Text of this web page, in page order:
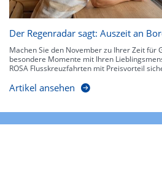
Der Regenradar sagt: Auszeit an
Machen Sie den November zu Ihrer Zeit für
besondere Momente mit Ihren
ROSA Flusskreuzfahrten mit Preisvorteil
Artikel ansehen